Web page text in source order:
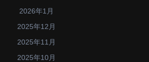
2026年1月
2025年12月
2025年11月
2025年10月